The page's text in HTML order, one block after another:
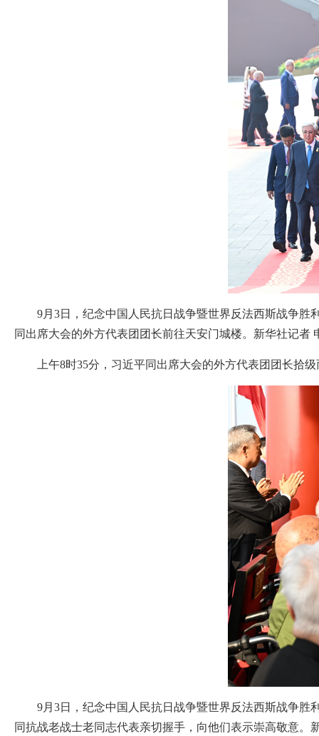
9月3日，纪念中国人民抗日战争暨世界反法西斯战争
同出席大会的外方代表团团长前往天安门城楼。新华社记者
上午8时35分，习近平同出席大会的外方代表团团长拾级
9月3日，纪念中国人民抗日战争暨世界反法西斯战争胜
同抗战老战士老同志代表亲切握手，向他们表示崇高敬意。